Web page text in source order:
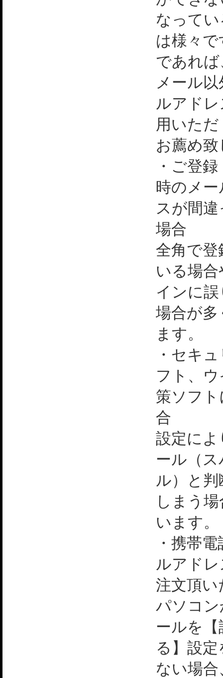
なって
は様々
であれ
メール
ルアド
用いた
お薦め
・ご登
時のメ
スが間
場合
全角で
いる場
インに
場合が
ます。
・セキ
フト、
策ソフ
合
設定に
ール（
ル）と
しまう
います。
・携帯
ルアド
注文頂い
パソコ
ールを【
る】設
ない場